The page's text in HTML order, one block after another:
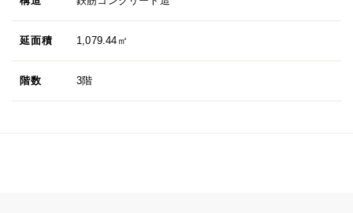
延面積 1,079.44㎡
階数 3階